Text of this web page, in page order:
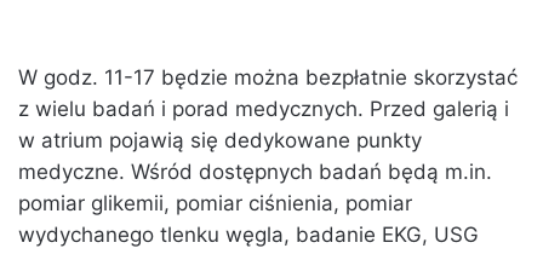
W godz. 11-17 będzie można bezpłatnie skorzystać
z wielu badań i porad medycznych. Przed galerią i
w atrium pojawią się dedykowane punkty
medyczne. Wśród dostępnych badań będą m.in.
pomiar glikemii, pomiar ciśnienia, pomiar
wydychanego tlenku węgla, badanie EKG, USG